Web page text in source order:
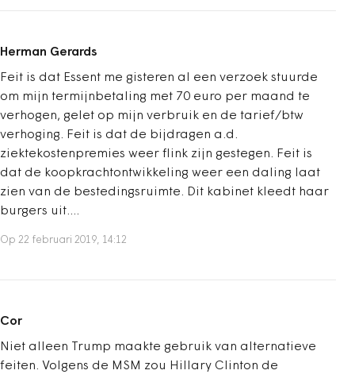
Herman Gerards
Feit is dat Essent me gisteren al een verzoek stuurde
om mijn termijnbetaling met 70 euro per maand te
verhogen, gelet op mijn verbruik en de tarief/btw
verhoging. Feit is dat de bijdragen a.d.
ziektekostenpremies weer flink zijn gestegen. Feit is
dat de koopkrachtontwikkeling weer een daling laat
zien van de bestedingsruimte. Dit kabinet kleedt haar
burgers uit....
Op 22 februari 2019, 14:12
Cor
Niet alleen Trump maakte gebruik van alternatieve
feiten. Volgens de MSM zou Hillary Clinton de